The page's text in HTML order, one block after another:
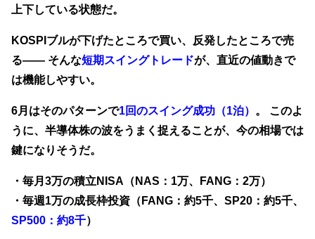
上下している状態だ。
KOSPIブルが下げたところで買い、反発したところで売
る—— そんな短期スイングトレードが、直近の値動きで
は機能しやすい。
6月はそのパターンで1回のスイング成功（1泊） 。 このよ
うに、半導体株の波をうまく捉えることが、今の相場では
鍵になりそうだ。
・毎月3万の積立NISA（NAS：1万、FANG：2万）
・毎週1万の成長枠投資（FANG：約5千、SP20：約5千、
SP500：約8千）